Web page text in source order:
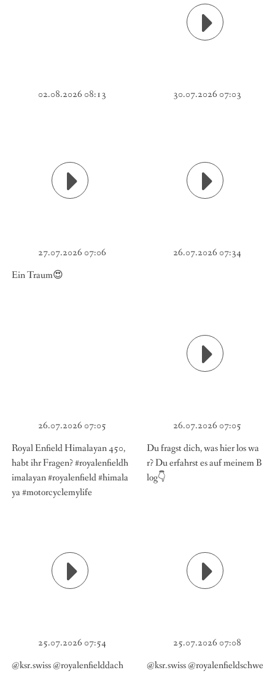
02.08.2026 08:13 30.07.2026 07:03
27.07.2026 07:06
Ein Traum😍
26.07.2026 07:34
26.07.2026 07:05
Royal Enfield Himalayan 450,
habt ihr Fragen? #royalenfieldh
imalayan #royalenfield #himala
ya #motorcyclemylife
26.07.2026 07:05
Du fragst dich, was hier los wa
r? Du erfahrst es auf meinem B
log👇
25.07.2026 07:54
@ksr.swiss @royalenfielddach
25.07.2026 07:08
@ksr.swiss @royalenfieldschwe